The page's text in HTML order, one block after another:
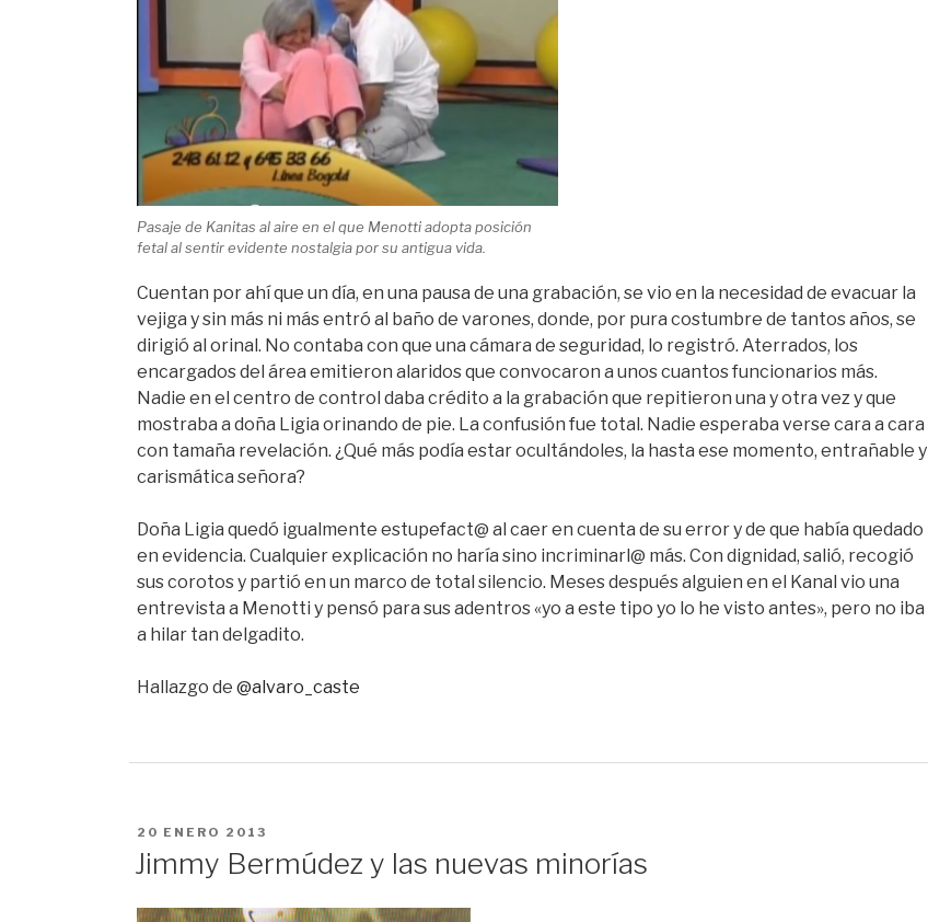
Pasaje de Kanitas al aire en el que Menotti adopta posición
fetal al sentir evidente nostalgia por su antigua vida.
Cuentan por ahí que un día, en una pausa de una grabación, se vio en la necesidad de evacuar la
vejiga y sin más ni más entró al baño de varones, donde, por pura costumbre de tantos años, se
dirigió al orinal. No contaba con que una cámara de seguridad, lo registró. Aterrados, los
encargados del área emitieron alaridos que convocaron a unos cuantos funcionarios más.
Nadie en el centro de control daba crédito a la grabación que repitieron una y otra vez y que
mostraba a doña Ligia orinando de pie. La confusión fue total. Nadie esperaba verse cara a cara
con tamaña revelación. ¿Qué más podía estar ocultándoles, la hasta ese momento, entrañable y
carismática señora?
Doña Ligia quedó igualmente estupefact@ al caer en cuenta de su error y de que había quedado
en evidencia. Cualquier explicación no haría sino incriminarl@ más. Con dignidad, salió, recogió
sus corotos y partió en un marco de total silencio. Meses después alguien en el Kanal vio una
entrevista a Menotti y pensó para sus adentros «yo a este tipo yo lo he visto antes», pero no iba
a hilar tan delgadito.
Hallazgo de@alvaro_caste
PUBLICADO
20 ENERO 2013
Jimmy Bermúdez y las nuevas minorías